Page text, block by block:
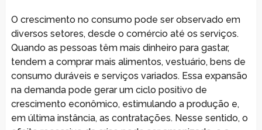
O crescimento no consumo pode ser observado em
diversos setores, desde o comércio até os serviços.
Quando as pessoas têm mais dinheiro para gastar,
tendem a comprar mais alimentos, vestuário, bens de
consumo duráveis e serviços variados. Essa expansão
na demanda pode gerar um ciclo positivo de
crescimento econômico, estimulando a produção e,
em última instância, as contratações. Nesse sentido, o